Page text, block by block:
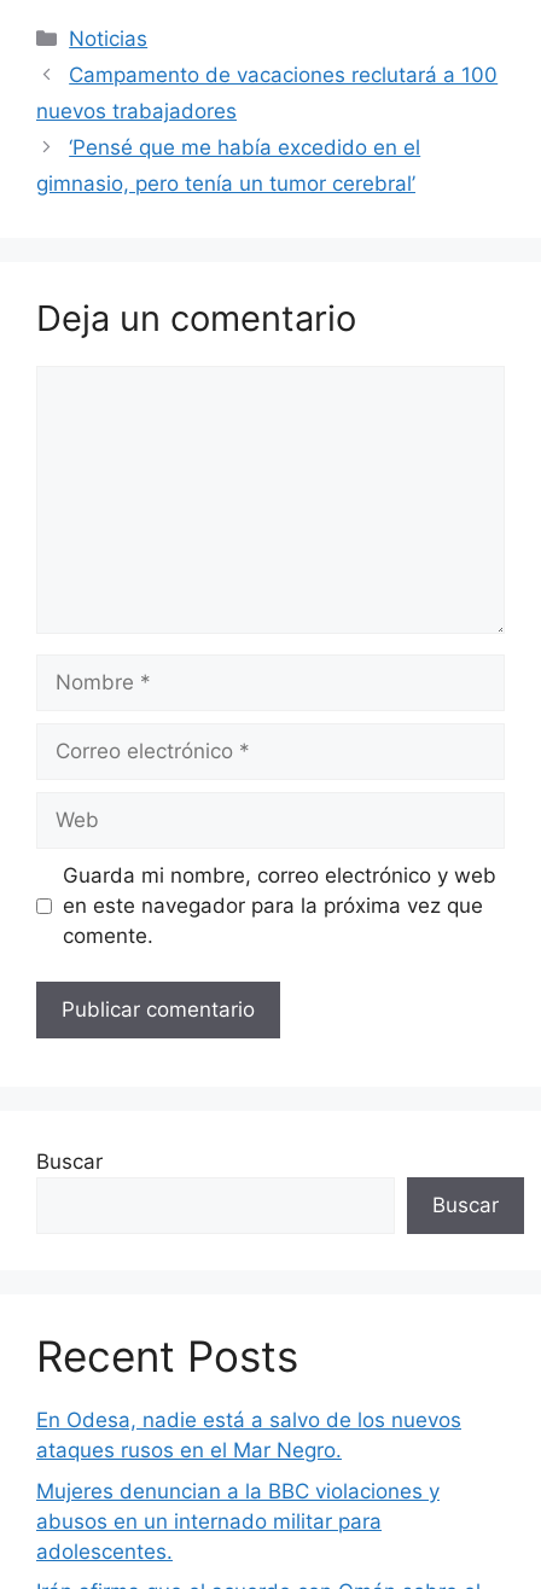
Categorías
Noticias
Campamento de vacaciones reclutará a 100
nuevos trabajadores
‘Pensé que me había excedido en el
gimnasio, pero tenía un tumor cerebral’
Deja un comentario
electrónico
Guarda mi nombre, correo electrónico y web
en este navegador para la próxima vez que
comente.
Buscar
Buscar
Recent Posts
En Odesa, nadie está a salvo de los nuevos
ataques rusos en el Mar Negro.
Mujeres denuncian a la BBC violaciones y
abusos en un internado militar para
adolescentes.